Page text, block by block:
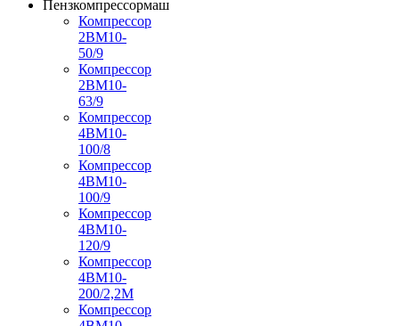
Пензкомпрессормаш
Компрессор
2ВМ10-
50/9
Компрессор
2ВМ10-
63/9
Компрессор
4ВМ10-
100/8
Компрессор
4ВМ10-
100/9
Компрессор
4ВМ10-
120/9
Компрессор
4ВМ10-
200/2,2М
Компрессор